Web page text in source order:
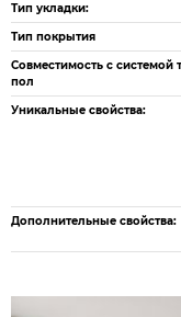
Тип укладки:
Тип покрытия
Совместимость с системой
пол
Уникальные свойства:
Дополнительные свойства: